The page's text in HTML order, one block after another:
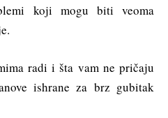
koji mogu biti veoma
radi i šta vam ne pričaju
ishrane za brz gubitak